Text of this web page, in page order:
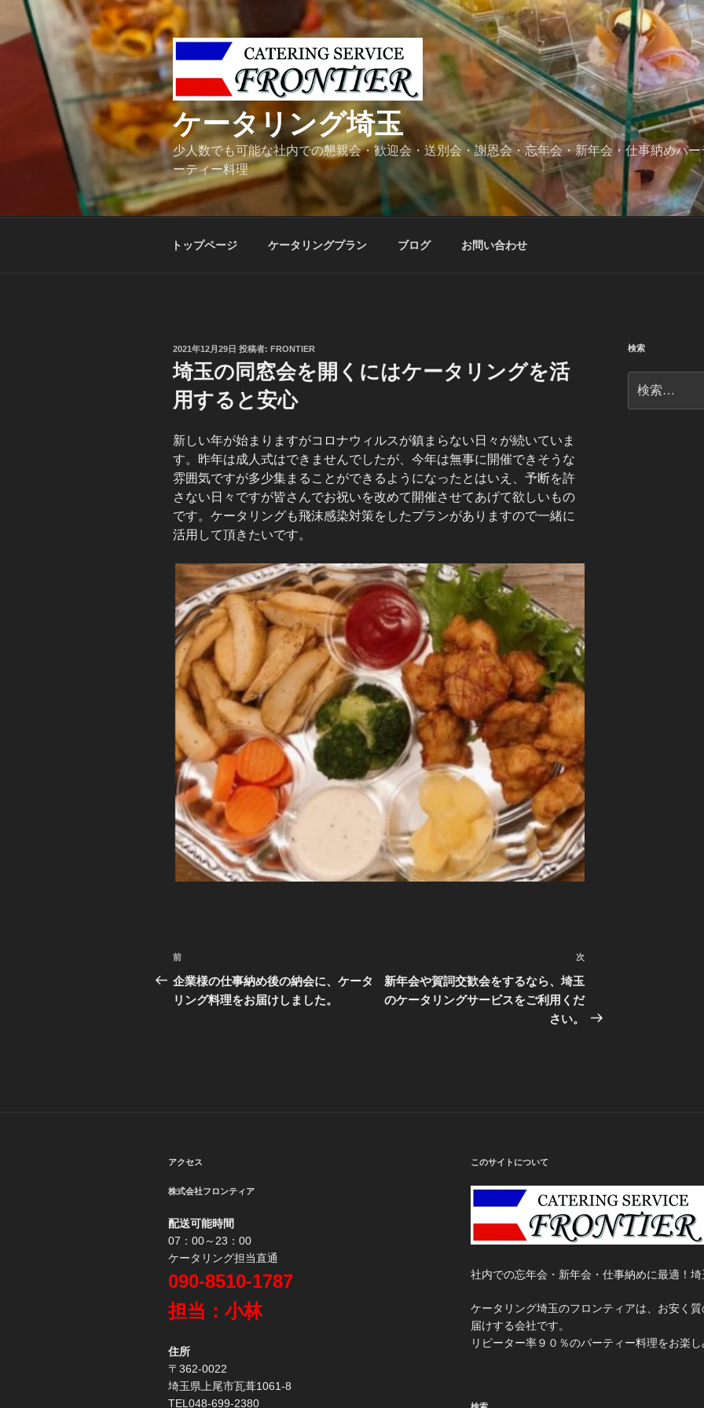
テ
ケータリング埼玉
少人数でも可能な社内での懇親会・歓迎会・送別会・謝恩会・忘年会・新年会・仕事納めパ
ーティー料理
トップページ ケータリングプラン ブログ お問い合わせ
投
稿
日:
2021年12月29日 投稿者: FRONTIER
埼玉の同窓会を開くにはケータリングを活
用すると安心
新しい年が始まりますがコロナウィルスが鎮まらない日々が続いていま
す。昨年は成人式はできませんでしたが、今年は無事に開催できそうな
雰囲気ですが多少集まることができるようになったとはいえ、予断を許
さない日々ですが皆さんでお祝いを改めて開催させてあげて欲しいもの
です。ケータリングも飛沫感染対策をしたプランがありますので一緒に
活用して頂きたいです。
投
稿
ナ
前
の
投
前
企業様の仕事納め後の納会に、ケータ
リング料理をお届けしました。
次
投
稿
次
新年会や賀詞交歓会をするなら、埼玉
のケータリングサービスをご利用くだ
さい。
検索
索:
アクセス
株式会社フロンティア
配送可能時間
07：00～23：00
ケータリング担当直通
090-8510-1787
担当：小林
住所
〒362-0022
埼玉県上尾市瓦葺1061-8
TEL048-699-2380
このサイトについて
社内での忘年会・新年会・仕事納めに最適！
ケータリング埼玉のフロンティアは、お安く
届けする会社です。
リピーター率９０％のパーティー料理をお楽